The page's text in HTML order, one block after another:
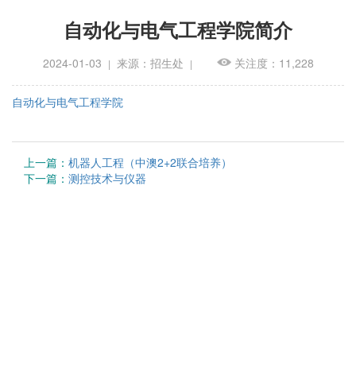
自动化与电气工程学院简介
2024-01-03 | 来源：招生处 | 关注度：11,228
自动化与电气工程学院
上一篇： 机器人工程（中澳2+2联合培养）
下一篇： 测控技术与仪器